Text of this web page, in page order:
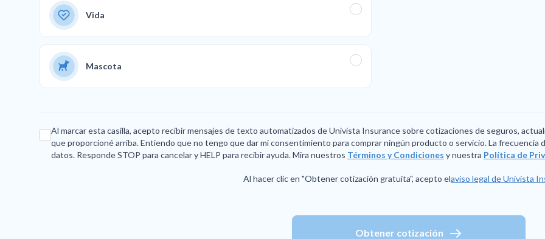
Vida
Mascota
Al marcar esta casilla, acepto recibir mensajes de texto automatizados de Univista Insurance sobre cotizaciones de seguros,
que proporcioné arriba. Entiendo que no tengo que dar mi consentimiento para comprar ningún producto o servicio. La frecuencia
datos. Responde STOP para cancelar y HELP para recibir ayuda. Mira nuestros Términos y Condiciones y nuestra Política de
Al hacer clic en "Obtener cotización gratuita", acepto elaviso legal de Univista
Obtener cotización